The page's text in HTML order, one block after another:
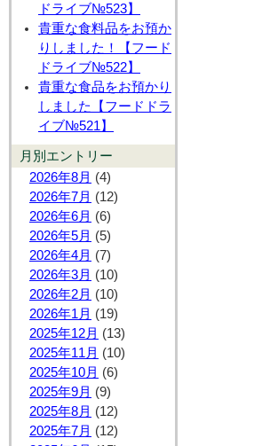
ドライブ№523】
貴重な食料品をお預か
りしました！【フード
ドライブ№522】
貴重な食品をお預かり
しました【フードドラ
イブ№521】
月別エントリー
2026年8月 (4)
2026年7月 (12)
2026年6月 (6)
2026年5月 (5)
2026年4月 (7)
2026年3月 (10)
2026年2月 (10)
2026年1月 (19)
2025年12月 (13)
2025年11月 (10)
2025年10月 (6)
2025年9月 (9)
2025年8月 (12)
2025年7月 (12)